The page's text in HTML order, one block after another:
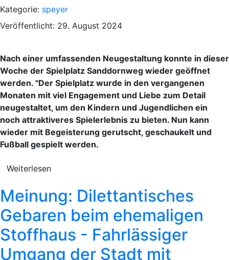
Kategorie: speyer
Veröffentlicht: 29. August 2024
Nach einer umfassenden Neugestaltung konnte in dieser
Woche der Spielplatz Sanddornweg wieder geöffnet
werden. "Der Spielplatz wurde in den vergangenen
Monaten mit viel Engagement und Liebe zum Detail
neugestaltet, um den Kindern und Jugendlichen ein
noch attraktiveres Spielerlebnis zu bieten. Nun kann
wieder mit Begeisterung gerutscht, geschaukelt und
Fußball gespielt werden.
Weiterlesen
Meinung: Dilettantisches
Gebaren beim ehemaligen
Stoffhaus - Fahrlässiger
Umgang der Stadt mit